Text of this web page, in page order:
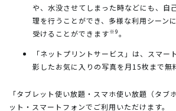
や、水没させてしまった時などにも、自
理を行うことができ、多様な利用シーン
受けることができます※9。
「ネットプリントサービス」は、スマー
影したお気に入りの写真を月15枚まで無
「タブレット使い放題・スマホ使い放題（タブ
ット・スマートフォンでご利用いただけます。